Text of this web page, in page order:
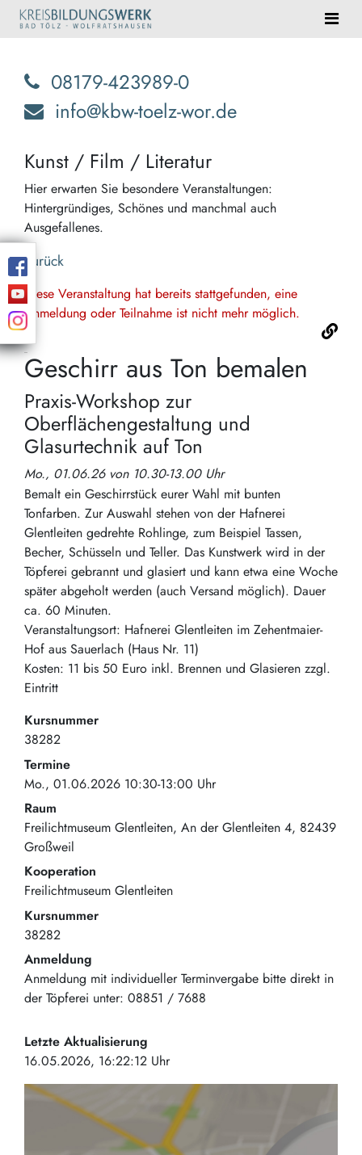
08179-423989-0
info@kbw-toelz-wor.de
Kunst / Film / Literatur
Hier erwarten Sie besondere Veranstaltungen:
Hintergründiges, Schönes und manchmal auch
Ausgefallenes.
Zurück
Diese Veranstaltung hat bereits stattgefunden, eine
Anmeldung oder Teilnahme ist nicht mehr möglich.
Geschirr aus Ton bemalen
Praxis-Workshop zur
Oberflächengestaltung und
Glasurtechnik auf Ton
Mo., 01.06.26 von 10.30-13.00 Uhr
Bemalt ein Geschirrstück eurer Wahl mit bunten
Tonfarben. Zur Auswahl stehen von der Hafnerei
Glentleiten gedrehte Rohlinge, zum Beispiel Tassen,
Becher, Schüsseln und Teller. Das Kunstwerk wird in der
Töpferei gebrannt und glasiert und kann etwa eine Woche
später abgeholt werden (auch Versand möglich). Dauer
ca. 60 Minuten.
Veranstaltungsort: Hafnerei Glentleiten im Zehentmaier-
Hof aus Sauerlach (Haus Nr. 11)
Kosten: 11 bis 50 Euro inkl. Brennen und Glasieren zzgl.
Eintritt
Kursnummer
38282
Termine
Mo., 01.06.2026 10:30-13:00 Uhr
Raum
Freilichtmuseum Glentleiten An der Glentleiten 4 82439
Großweil
Kooperation
Freilichtmuseum Glentleiten
Kursnummer
38282
Anmeldung
Anmeldung mit individueller Terminvergabe bitte direkt in
der Töpferei unter: 08851 / 7688
Letzte Aktualisierung
16.05.2026, 16:22:12 Uhr